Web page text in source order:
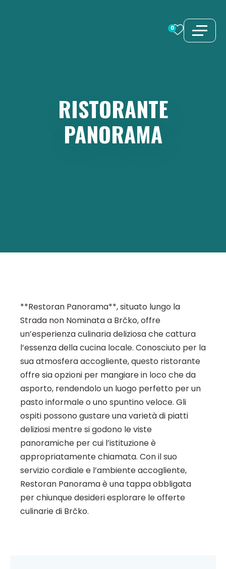
0
RISTORANTE
PANORAMA
**Restoran Panorama**, situato lungo la
Strada non Nominata a Brčko, offre
un’esperienza culinaria deliziosa che cattura
l’essenza della cucina locale. Conosciuto per la
sua atmosfera accogliente, questo ristorante
offre sia opzioni per mangiare in loco che da
asporto, rendendolo un luogo perfetto per un
pasto informale o uno spuntino veloce. Gli
ospiti possono gustare una varietà di piatti
deliziosi mentre si godono le viste
panoramiche per cui l’istituzione è
appropriatamente chiamata. Con il suo
servizio cordiale e l’ambiente accogliente,
Restoran Panorama è una tappa obbligata
per chiunque desideri esplorare le offerte
culinarie di Brčko.